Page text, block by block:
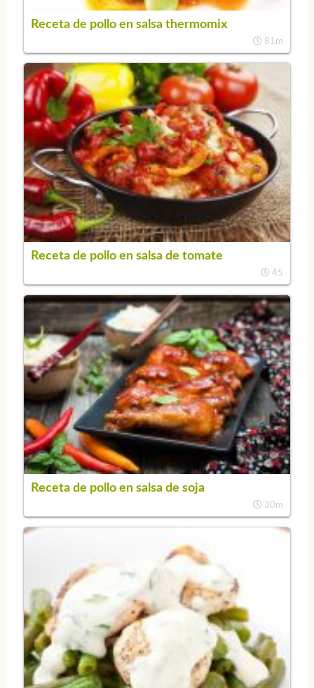
Receta de pollo en salsa thermomix
81m
Receta de pollo en salsa de tomate
45
Receta de pollo en salsa de soja
30m